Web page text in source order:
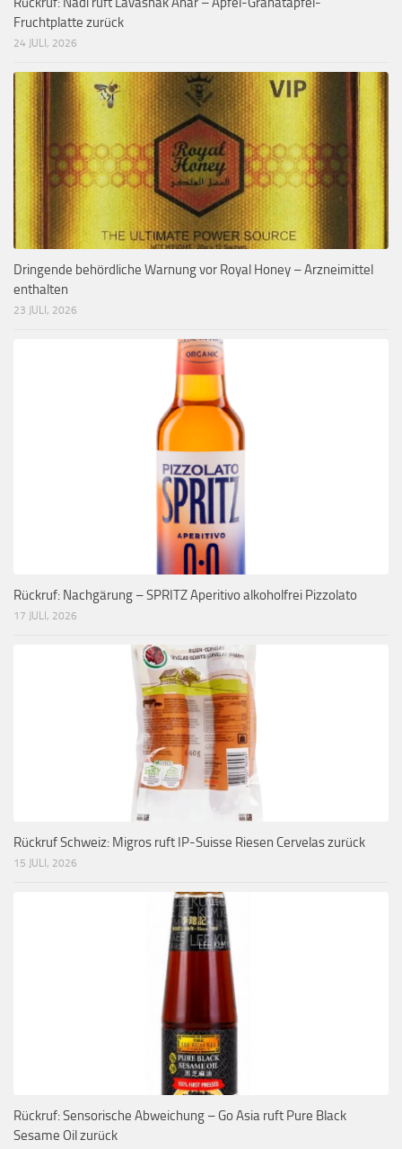
Fruchtplatte zurück
24 JULI, 2026
Dringende behördliche Warnung vor Royal Honey – Arzneimittel
enthalten
23 JULI, 2026
Rückruf: Nachgärung – SPRITZ Aperitivo alkoholfrei Pizzolato
17 JULI, 2026
Rückruf Schweiz: Migros ruft IP-Suisse Riesen Cervelas zurück
15 JULI, 2026
Rückruf: Sensorische Abweichung – Go Asia ruft Pure Black
Sesame Oil zurück